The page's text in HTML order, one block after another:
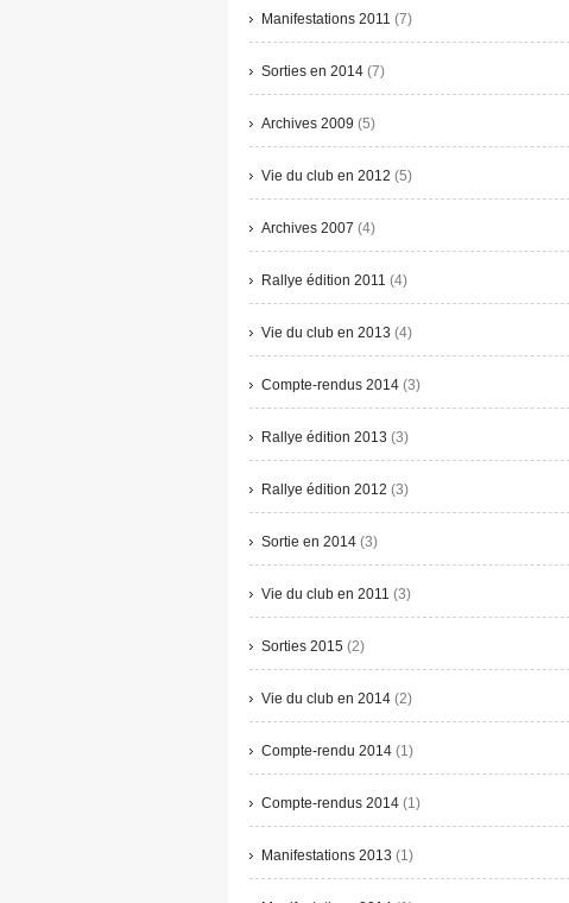
Manifestations 2011 (7)
Sorties en 2014 (7)
Archives 2009 (5)
Vie du club en 2012 (5)
Archives 2007 (4)
Rallye édition 2011 (4)
Vie du club en 2013 (4)
Compte-rendus 2014 (3)
Rallye édition 2013 (3)
Rallye édition 2012 (3)
Sortie en 2014 (3)
Vie du club en 2011 (3)
Sorties 2015 (2)
Vie du club en 2014 (2)
Compte-rendu 2014 (1)
Compte-rendus 2014 (1)
Manifestations 2013 (1)